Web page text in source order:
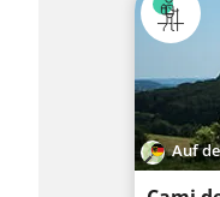
Auf